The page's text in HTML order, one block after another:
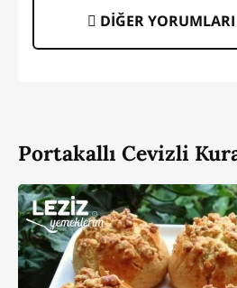
DİĞER
Portakallı Cevizli